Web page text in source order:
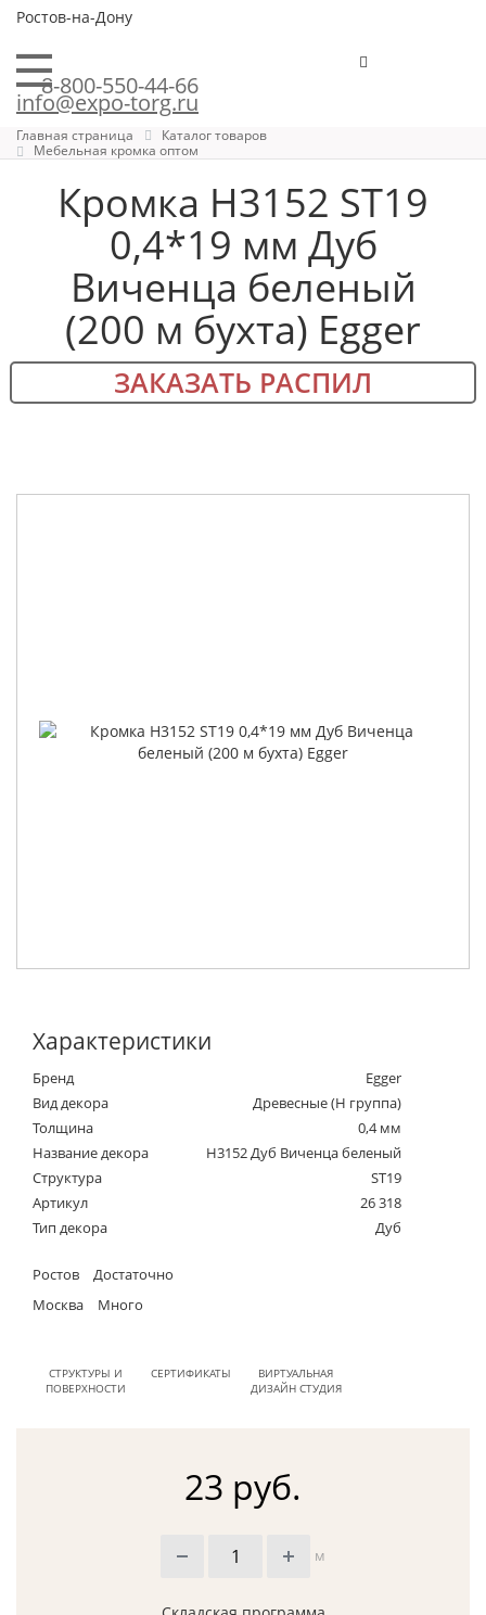
Ростов-на-Дону
8-800-550-44-66
info@expo-torg.ru
Главная страница
Каталог товаров
Мебельная кромка оптом
Кромка H3152 ST19
0,4*19 мм Дуб
Виченца беленый
(200 м бухта) Egger
ЗАКАЗАТЬ РАСПИЛ
Характеристики
Бренд
Egger
Вид декора
Древесные (Н группа)
Толщина
0,4 мм
Название декора
H3152 Дуб Виченца беленый
Структура
ST19
Артикул
26 318
Тип декора
Дуб
Ростов
Достаточно
Москва
Много
СТРУКТУРЫ И
ПОВЕРХНОСТИ
СЕРТИФИКАТЫ
ВИРТУАЛЬНАЯ
ДИЗАЙН СТУДИЯ
23 руб.
м